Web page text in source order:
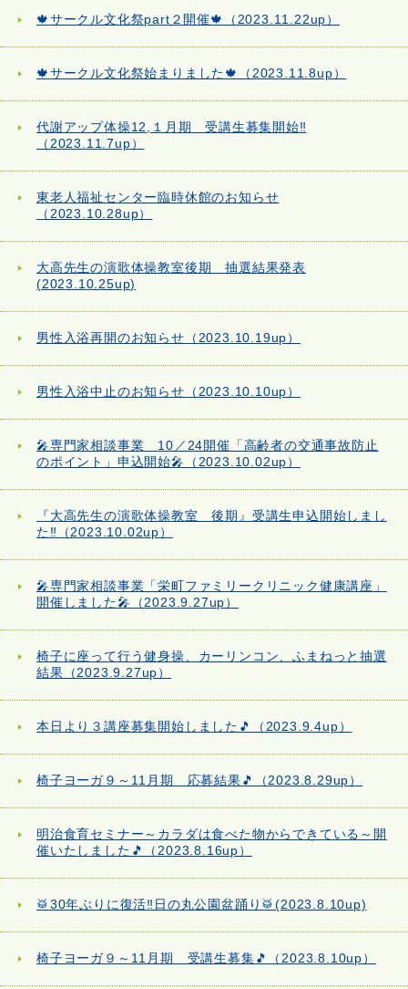
🍁サークル文化祭part２開催🍁（2023.11.22up）
🍁サークル文化祭始まりました🍁（2023.11.8up）
代謝アップ体操12,１月期 受講生募集開始‼
（2023.11.7up）
東老人福祉センター臨時休館のお知らせ
（2023.10.28up）
大高先生の演歌体操教室後期 抽選結果発表
(2023.10.25up)
男性入浴再開のお知らせ（2023.10.19up）
男性入浴中止のお知らせ（2023.10.10up）
🎤専門家相談事業 10／24開催「高齢者の交通事故防止
のポイント」申込開始🎤（2023.10.02up）
『大高先生の演歌体操教室 後期』受講生申込開始しまし
た‼（2023.10.02up）
🎤専門家相談事業「栄町ファミリークリニック健康講座」
開催しました🎤（2023.9.27up）
椅子に座って行う健身操、カーリンコン、ふまねっと抽選
結果（2023.9.27up）
本日より３講座募集開始しました🎵（2023.9.4up）
椅子ヨーガ９～11月期 応募結果🎵（2023.8.29up）
明治食育セミナー～カラダは食べた物からできている～開
催いたしました🎵（2023.8.16up）
🥁30年ぶりに復活‼日の丸公園盆踊り🥁(2023.8.10up)
椅子ヨーガ９～11月期 受講生募集🎵（2023.8.10up）